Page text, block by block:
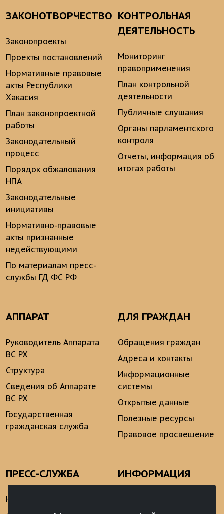
ЗАКОНОТВОРЧЕСТВО
Законопроекты
Проекты постановлений
Нормативные правовые
акты Республики
Хакасия
План законопроектной
работы
Законодательный
процесс
Порядок обжалования
НПА
Законодательные
инициативы
Нормативно-правовые
акты признанные
недействующими
По материалам пресс-
службы ГД ФС РФ
КОНТРОЛЬНАЯ
ДЕЯТЕЛЬНОСТЬ
Мониторинг
правоприменения
План контрольной
деятельности
Публичные слушания
Органы парламентского
контроля
Отчеты, информация об
итогах работы
АППАРАТ
Руководитель Аппарата
ВС РХ
Структура
Сведения об Аппарате
ВС РХ
Государственная
гражданская служба
ДЛЯ ГРАЖДАН
Обращения граждан
Адреса и контакты
Информационные
системы
Открытые данные
Полезные ресурсы
Правовое просвещение
ПРЕСС-СЛУЖБА
Новости
ИНФОРМАЦИЯ
аналитические